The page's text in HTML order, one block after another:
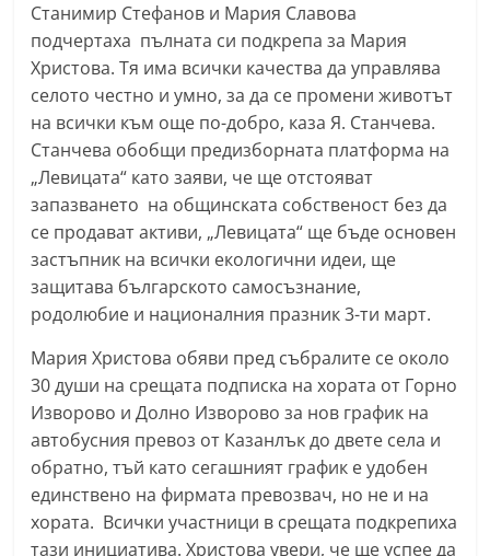
a
n
l
a
k
.
i
n
f
o
,
k
a
z
a
n
l
Станимир Стефанов и Мария Славова
подчертаха пълната си подкрепа за Мария
Христова. Тя има всички качества да управлява
селото честно и умно, за да се промени животът
на всички към още по-добро, каза Я. Станчева.
Станчева обобщи предизборната платформа на
„Левицата“ като заяви, че ще отстояват
запазването на общинската собственост без да
се продават активи, „Левицата“ ще бъде основен
застъпник на всички екологични идеи, ще
защитава българското самосъзнание,
родолюбие и националния празник 3-ти март.
Мария Христова обяви пред събралите се около
30 души на срещата подписка на хората от Горно
Изворово и Долно Изворово за нов график на
автобусния превоз от Казанлък до двете села и
обратно, тъй като сегашният график е удобен
единствено на фирмата превозвач, но не и на
хората. Всички участници в срещата подкрепиха
тази инициатива. Христова увери, че ще успее да